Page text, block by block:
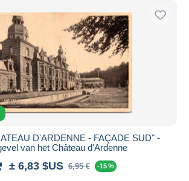
D'ARDENNE - FAÇADE SUD" -
van het Château d'Ardenne
± 6,83 $US 6,95 € -15 %